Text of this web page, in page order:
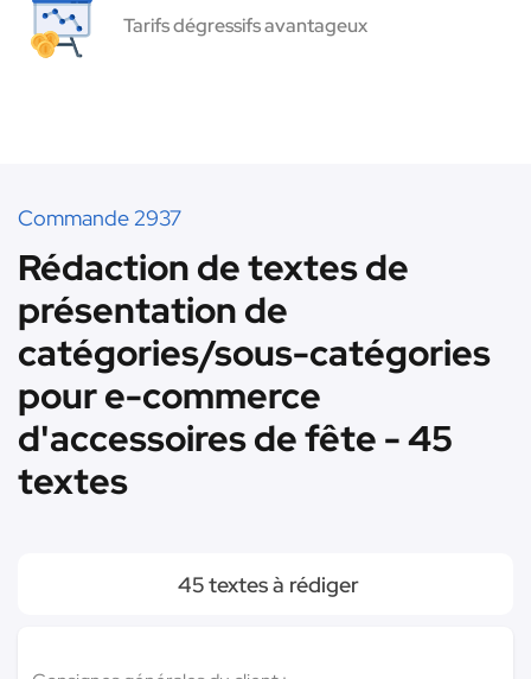
Tarifs dégressifs avantageux
Commande 2937
Rédaction de textes de
présentation de
catégories/sous-catégories
pour e-commerce
d'accessoires de fête - 45
textes
45 textes à rédiger